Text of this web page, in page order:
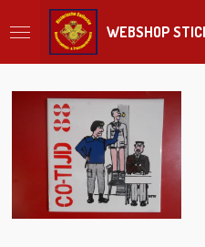
direct
hoofdinhoud